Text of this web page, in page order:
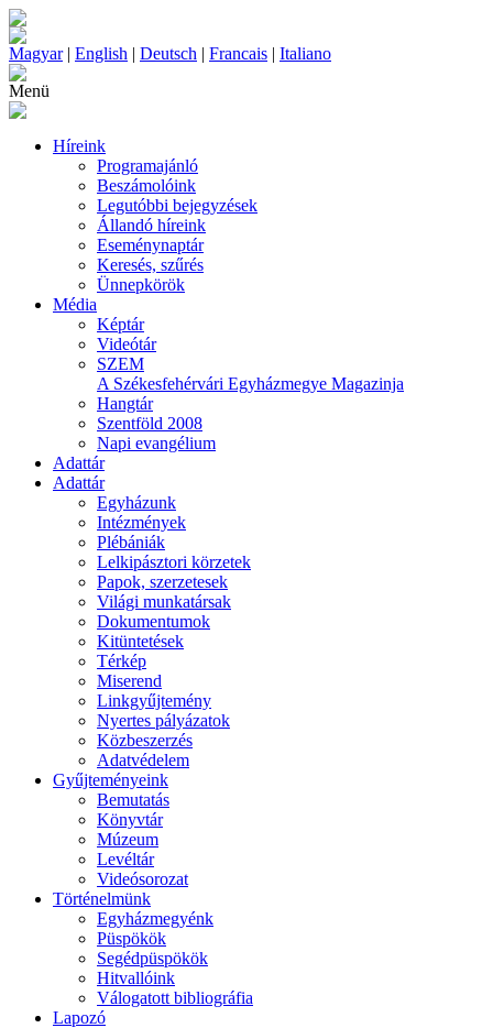
Magyar| English | Deutsch | Francais | Italiano
Menü
Híreink
Programajánló
Beszámolóink
Legutóbbi bejegyzések
Állandó híreink
Eseménynaptár
Keresés, szűrés
Ünnepkörök
Média
Képtár
Videótár
SZEM
A Székesfehérvári Egyházmegye Magazinja
Hangtár
Szentföld 2008
Napi evangélium
Adattár
Adattár
Egyházunk
Intézmények
Plébániák
Lelkipásztori körzetek
Papok, szerzetesek
Világi munkatársak
Dokumentumok
Kitüntetések
Térkép
Miserend
Linkgyűjtemény
Nyertes pályázatok
Közbeszerzés
Adatvédelem
Gyűjteményeink
Bemutatás
Könyvtár
Múzeum
Levéltár
Videósorozat
Történelmünk
Egyházmegyénk
Püspökök
Segédpüspökök
Hitvallóink
Válogatott bibliográfia
Lapozó